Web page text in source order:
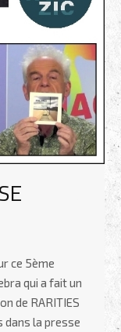
ce 5ème
qui a fait un
de RARITIES
dans la presse